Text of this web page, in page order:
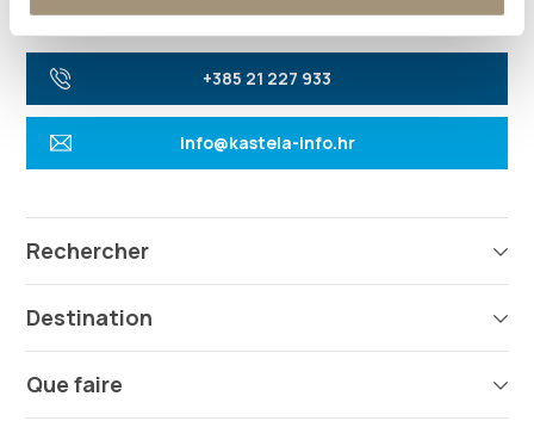
21216 Kaštel Stari, Hrvatska
Les directions
+385 21 227 933
info@kastela-info.hr
Rechercher
Destination
Que faire